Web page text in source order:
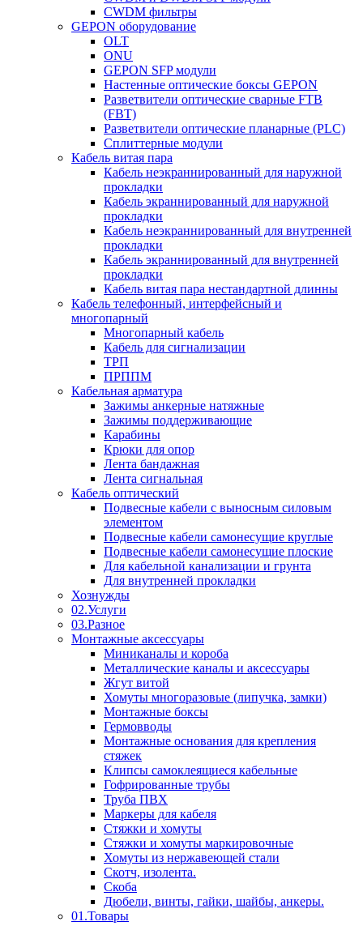
CWDM фильтры
GEPON оборудование
OLT
ONU
GEPON SFP модули
Настенные оптические боксы GEPON
Разветвители оптические сварные FTB
(FBT)
Разветвители оптические планарные (PLC)
Сплиттерные модули
Кабель витая пара
Кабель неэкраннированный для наружной
прокладки
Кабель экраннированный для наружной
прокладки
Кабель неэкраннированный для внутренней
прокладки
Кабель экраннированный для внутренней
прокладки
Кабель витая пара нестандартной длинны
Кабель телефонный, интерфейсный и
многопарный
Многопарный кабель
Кабель для сигнализации
ТРП
ПРППМ
Кабельная арматура
Зажимы анкерные натяжные
Зажимы поддерживающие
Карабины
Крюки для опор
Лента бандажная
Лента сигнальная
Кабель оптический
Подвесные кабели с выносным силовым
элементом
Подвесные кабели самонесущие круглые
Подвесные кабели самонесущие плоские
Для кабельной канализации и грунта
Для внутренней прокладки
Хознужды
02.Услуги
03.Разное
Монтажные аксессуары
Миниканалы и короба
Металлические каналы и аксессуары
Жгут витой
Хомуты многоразовые (липучка, замки)
Монтажные боксы
Гермовводы
Монтажные основания для крепления
стяжек
Клипсы самоклеящиеся кабельные
Гофрированные трубы
Труба ПВХ
Маркеры для кабеля
Стяжки и хомуты
Стяжки и хомуты маркировочные
Хомуты из нержавеющей стали
Скотч, изолента.
Скоба
Дюбели, винты, гайки, шайбы, анкеры.
01.Товары